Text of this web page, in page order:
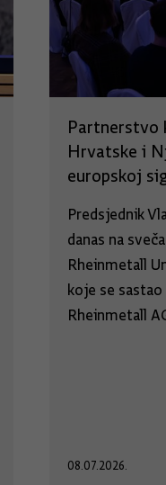
Partnerstvo
Hrvatske i
europskoj
Predsjednik
danas na
Rheinmetall
koje se
Rheinmetall
08.07.2026.